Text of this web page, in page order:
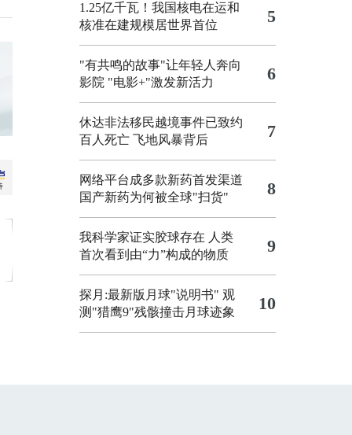
1.25亿千瓦！我国核电在运和
核准在建规模居世界首位
5
"有共鸣的故事"让年轻人奔向
影院 "电影+"激发新活力 6
休达非法移民越境事件已致约
百人死亡 飞地风暴背后 7
网络平台成多款新药首发渠道
国产新药为何被全球"扫货"
8
我科学家证实胶球存在 人类
首次看到由“力”构成的物质
9
探月:最新版月球"说明书" 观
测"猎鹰9"残骸撞击月球迹象
10